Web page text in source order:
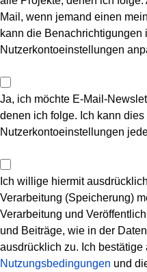
Mail, wenn jemand einen
kann die Benachrichtigungen
Nutzerkontoeinstellungen
Ja, ich möchte E-Mail-
denen ich folge. Ich kann dies
Nutzerkontoeinstellungen
Ich willige hiermit
Verarbeitung (Speicherung)
Verarbeitung und
und Beiträge, wie in der
ausdrücklich zu. Ich
Nutzungsbedingungen und